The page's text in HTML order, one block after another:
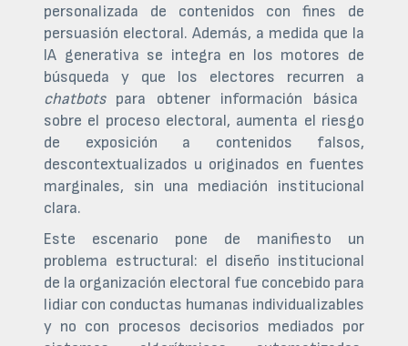
personalizada de contenidos con fines de
persuasión electoral. Además, a medida que la
IA generativa se integra en los motores de
búsqueda y que los electores recurren a
chatbotspara obtener información básica
sobre el proceso electoral, aumenta el riesgo
de exposición a contenidos falsos,
descontextualizados u originados en fuentes
marginales, sin una mediación institucional
clara.
Este escenario pone de manifiesto un
problema estructural: el diseño institucional
de la organización electoral fue concebido para
lidiar con conductas humanas individualizables
y no con procesos decisorios mediados por